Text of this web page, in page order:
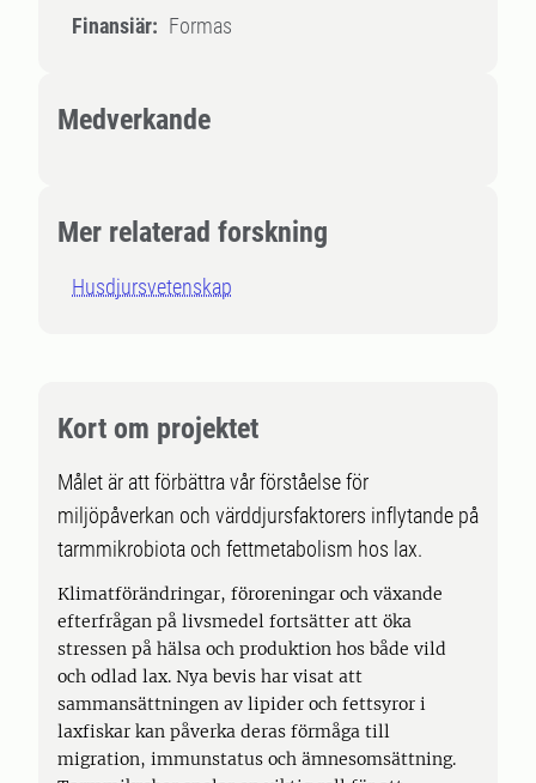
Finansiär: Formas
Medverkande
Mer relaterad forskning
Husdjursvetenskap
Kort om projektet
Målet är att förbättra vår förståelse för
miljöpåverkan och värddjursfaktorers inflytande på
tarmmikrobiota och fettmetabolism hos lax.
Klimatförändringar, föroreningar och växande
efterfrågan på livsmedel fortsätter att öka
stressen på hälsa och produktion hos både vild
och odlad lax. Nya bevis har visat att
sammansättningen av lipider och fettsyror i
laxfiskar kan påverka deras förmåga till
migration, immunstatus och ämnesomsättning.